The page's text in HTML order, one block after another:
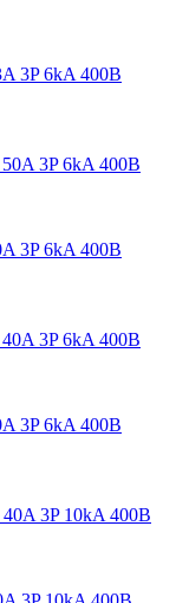
3P 6kA 400В
3P 6kA 400В
3P 6kA 400В